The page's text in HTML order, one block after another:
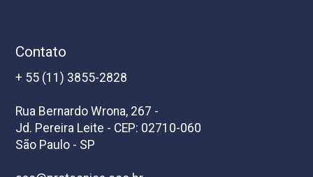
Contato
+ 55 (11) 3855-2828
Rua Bernardo Wrona, 267 -
Jd. Pereira Leite - CEP: 02710-060
São Paulo - SP